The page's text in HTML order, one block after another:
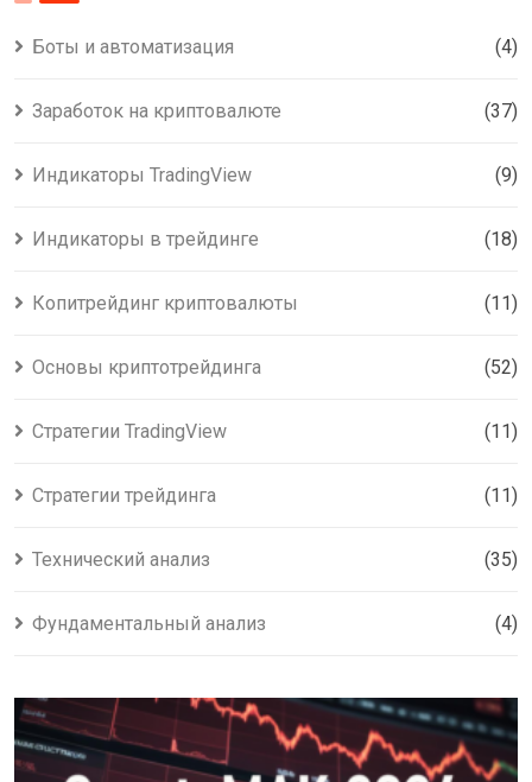
Боты и автоматизация (4)
Заработок на криптовалюте (37)
Индикаторы TradingView (9)
Индикаторы в трейдинге (18)
Копитрейдинг криптовалюты (11)
Основы криптотрейдинга (52)
Стратегии TradingView (11)
Стратегии трейдинга (11)
Технический анализ (35)
Фундаментальный анализ (4)